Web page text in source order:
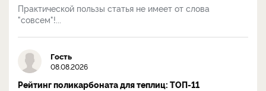
Практической пользы статья не имеет от слова
"совсем"!...
Гость
08.08.2026
Рейтинг поликарбоната для теплиц: ТОП-11